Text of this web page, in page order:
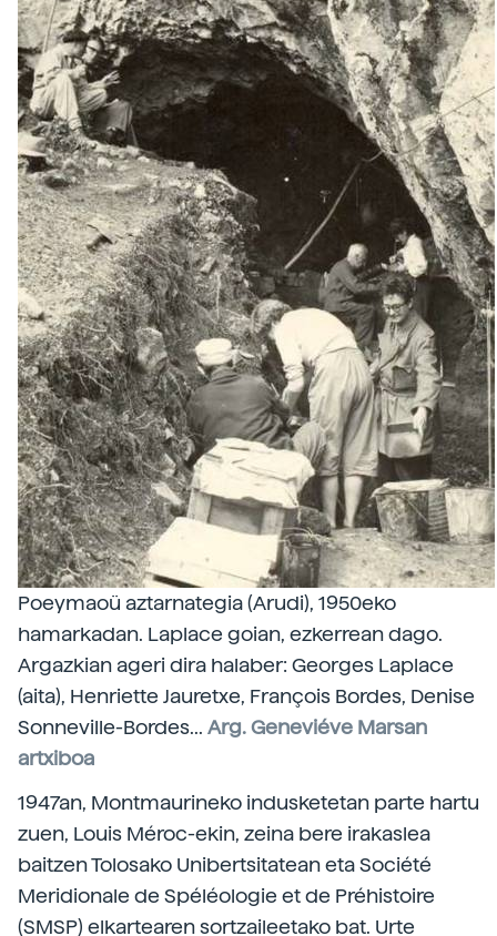
Poeymaoü aztarnategia (Arudi), 1950eko
hamarkadan. Laplace goian, ezkerrean dago.
Argazkian ageri dira halaber: Georges Laplace
(aita), Henriette Jauretxe, François Bordes, Denise
Sonneville-Bordes... Arg. Geneviéve Marsan
artxiboa
1947an, Montmaurineko indusketetan parte hartu
zuen, Louis Méroc-ekin, zeina bere irakaslea
baitzen Tolosako Unibertsitatean eta Société
Meridionale de Spéléologie et de Préhistoire
(SMSP) elkartearen sortzaileetako bat. Urte